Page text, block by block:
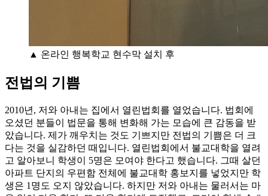
▲ 온라인 행복학교 현수막 설치 후
전법의 기쁨
2010년, 저와 아내는 집에서 열린법회를 열었습니다. 법회에
오셨던 분들이 법문을 통해 변화해 가는 모습에 큰 감동을 받
았습니다. 제가 깨우치는 것도 기쁘지만 전법의 기쁨은 더 크
다는 것을 실감하던 때입니다. 열린법회에서 불교대학을 열려
고 알아보니 학생이 5명은 모여야 한다고 했습니다. 그때 살던
아파트 단지의 우편함 전체에 불교대학 홍보지를 넣었지만 학
생은 1명도 오지 않았습니다. 하지만 저와 아내는 물러서는 마